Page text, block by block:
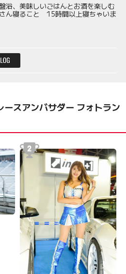
浴、美味しいごはんとお酒を楽しむ
ん寝ること 15時間以上寝ちゃいま
スアンバサダー フォトラン